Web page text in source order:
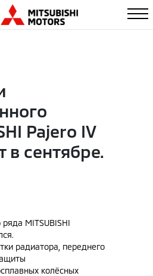
Pajero IV
в сентябре.
MITSUBISHI
радиатора, переднего
колёсных